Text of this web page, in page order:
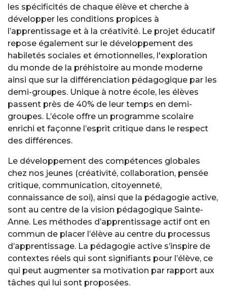
les spécificités de chaque élève et cherche à
développer les conditions propices à
l’apprentissage et à la créativité. Le projet éducatif
repose également sur le développement des
habiletés sociales et émotionnelles, l'exploration
du monde de la préhistoire au monde moderne
ainsi que sur la différenciation pédagogique par les
demi-groupes. Unique à notre école, les élèves
passent près de 40% de leur temps en demi-
groupes. L’école offre un programme scolaire
enrichi et façonne l’esprit critique dans le respect
des différences.
Le développement des compétences globales
chez nos jeunes (créativité, collaboration, pensée
critique, communication, citoyenneté,
connaissance de soi), ainsi que la pédagogie active,
sont au centre de la vision pédagogique Sainte-
Anne. Les méthodes d’apprentissage actif ont en
commun de placer l’élève au centre du processus
d’apprentissage. La pédagogie active s’inspire de
contextes réels qui sont signifiants pour l’élève, ce
qui peut augmenter sa motivation par rapport aux
tâches qui lui sont proposées.